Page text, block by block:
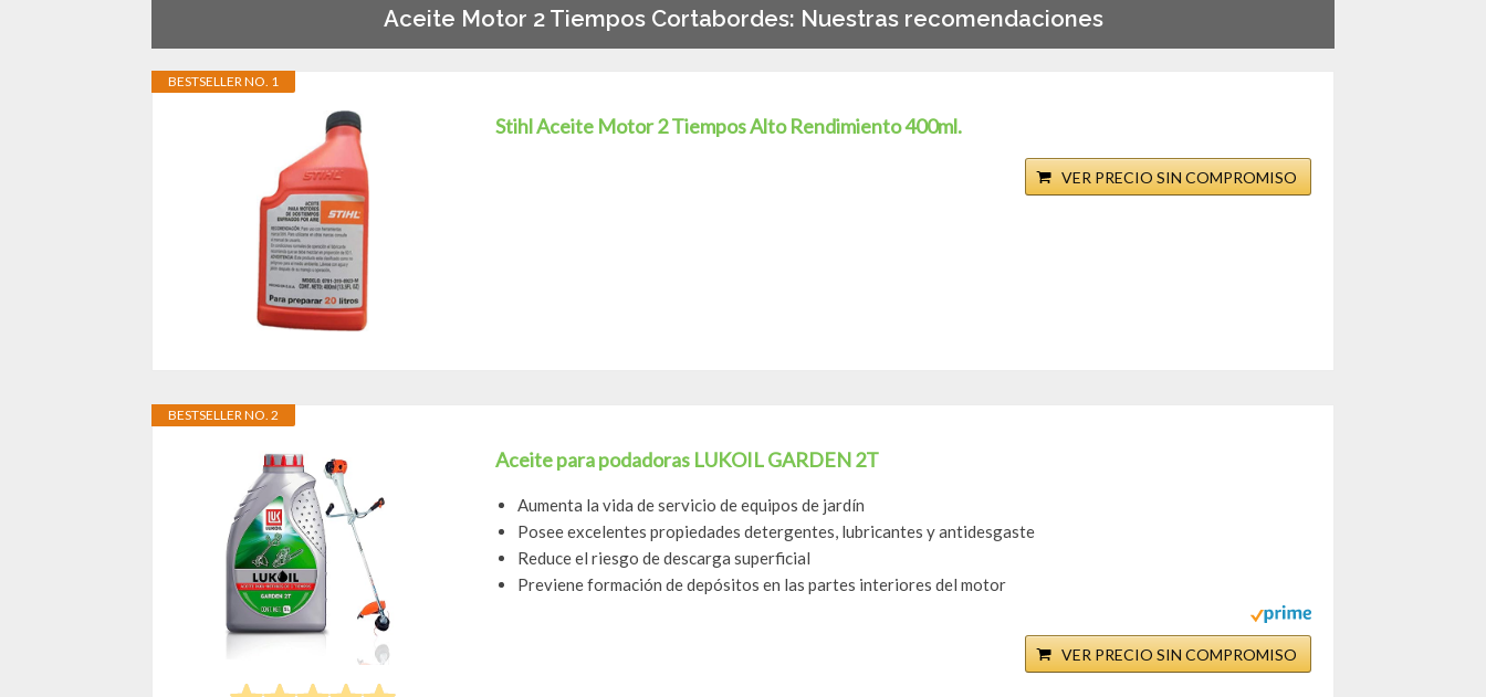
Aceite Motor 2 Tiempos Cortabordes: Nuestras recomendaciones
BESTSELLER NO. 1
Stihl Aceite Motor 2 Tiempos Alto Rendimiento 400ml.
VER PRECIO SIN COMPROMISO
BESTSELLER NO. 2
Aceite para podadoras LUKOIL GARDEN 2T
Aumenta la vida de servicio de equipos de jardín
Posee excelentes propiedades detergentes, lubricantes y antidesgaste
Reduce el riesgo de descarga superficial
Previene formación de depósitos en las partes interiores del motor
VER PRECIO SIN COMPROMISO